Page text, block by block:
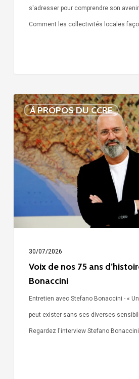
s'adresser pour comprendre son
Comment les collectivités locales
À PROPOS DU CCRE
Voix
de
nos
75
ans
d’histoire
Stefano
Bonaccini
30/07/2026
Voix de nos 75 ans
Bonaccini
Entretien avec Stefano Bonaccini - «
peut exister sans ses diverses
Regardez l'interview Stefano